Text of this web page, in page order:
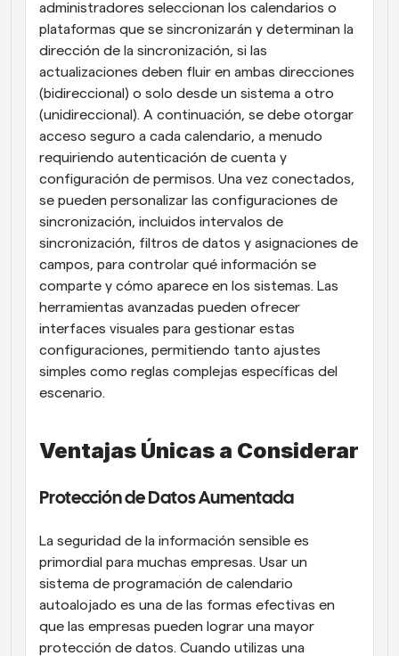
administradores seleccionan los calendarios o
plataformas que se sincronizarán y determinan la
dirección de la sincronización, si las
actualizaciones deben fluir en ambas direcciones
(bidireccional) o solo desde un sistema a otro
(unidireccional). A continuación, se debe otorgar
acceso seguro a cada calendario, a menudo
requiriendo autenticación de cuenta y
configuración de permisos. Una vez conectados,
se pueden personalizar las configuraciones de
sincronización, incluidos intervalos de
sincronización, filtros de datos y asignaciones de
campos, para controlar qué información se
comparte y cómo aparece en los sistemas. Las
herramientas avanzadas pueden ofrecer
interfaces visuales para gestionar estas
configuraciones, permitiendo tanto ajustes
simples como reglas complejas específicas del
escenario.
Ventajas Únicas a Considerar
Protección de Datos Aumentada
La seguridad de la información sensible es
primordial para muchas empresas. Usar un
sistema de programación de calendario
autoalojado es una de las formas efectivas en
que las empresas pueden lograr una mayor
protección de datos. Cuando utilizas una